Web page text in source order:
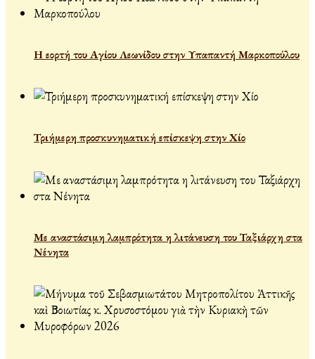
Η εορτή του Αγίου Λεωνίδου στην Υπαπαντή Μαρκοπούλου
Τριήμερη προσκυνηματική επίσκεψη στην Χίο
Με αναστάσιμη λαμπρότητα η λιτάνευση του Ταξιάρχη στα
Νένητα